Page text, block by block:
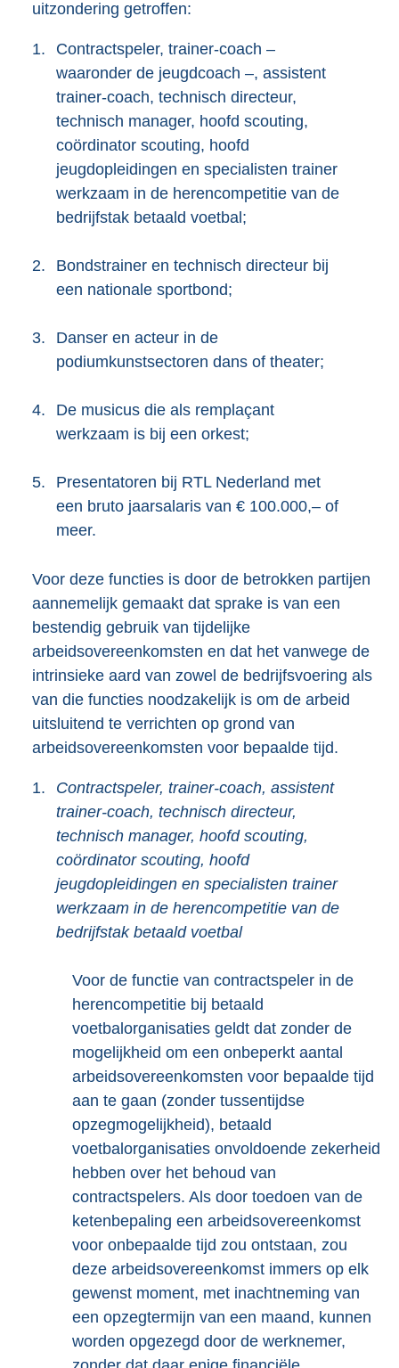
uitzondering getroffen:
1.
Contractspeler, trainer-coach –
waaronder de jeugdcoach –, assistent
trainer-coach, technisch directeur,
technisch manager, hoofd scouting,
coördinator scouting, hoofd
jeugdopleidingen en specialisten trainer
werkzaam in de herencompetitie van de
bedrijfstak betaald voetbal;
2.
Bondstrainer en technisch directeur bij
een nationale sportbond;
3.
Danser en acteur in de
podiumkunstsectoren dans of theater;
4.
De musicus die als remplaçant
werkzaam is bij een orkest;
5.
Presentatoren bij RTL Nederland met
een bruto jaarsalaris van € 100.000,– of
meer.
Voor deze functies is door de betrokken partijen
aannemelijk gemaakt dat sprake is van een
bestendig gebruik van tijdelijke
arbeidsovereenkomsten en dat het vanwege de
intrinsieke aard van zowel de bedrijfsvoering als
van die functies noodzakelijk is om de arbeid
uitsluitend te verrichten op grond van
arbeidsovereenkomsten voor bepaalde tijd.
1.
Contractspeler, trainer-coach, assistent
trainer-coach, technisch directeur,
technisch manager, hoofd scouting,
coördinator scouting, hoofd
jeugdopleidingen en specialisten trainer
werkzaam in de herencompetitie van de
bedrijfstak betaald voetbal
Voor de functie van contractspeler in de
herencompetitie bij betaald
voetbalorganisaties geldt dat zonder de
mogelijkheid om een onbeperkt aantal
arbeidsovereenkomsten voor bepaalde tijd
aan te gaan (zonder tussentijdse
opzegmogelijkheid), betaald
voetbalorganisaties onvoldoende zekerheid
hebben over het behoud van
contractspelers. Als door toedoen van de
ketenbepaling een arbeidsovereenkomst
voor onbepaalde tijd zou ontstaan, zou
deze arbeidsovereenkomst immers op elk
gewenst moment, met inachtneming van
een opzegtermijn van een maand, kunnen
worden opgezegd door de werknemer,